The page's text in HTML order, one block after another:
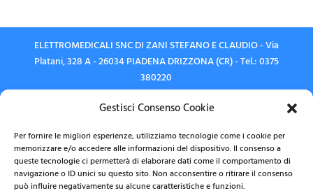
Gestisci Consenso Cookie
Per fornire le migliori esperienze, utilizziamo tecnologie come i cookie per
memorizzare e/o accedere alle informazioni del dispositivo. Il consenso a
queste tecnologie ci permetterà di elaborare dati come il comportamento di
navigazione o ID unici su questo sito. Non acconsentire o ritirare il consenso
può influire negativamente su alcune caratteristiche e funzioni.
ELETTROMEDICALI SNC DI ZANI STEFANO E CLAUDIO - Via
Platani, 328 A - 26034 PIADENA DRIZZONA (CR) - Tel.: 0375
380220
P. IVA 00903480192 -Privacy Policy-Cookie Policy-
Credits